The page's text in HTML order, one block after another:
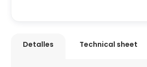
Detalles Technical sheet